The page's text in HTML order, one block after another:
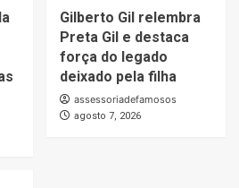
Gilberto Gil relembra
Preta Gil e destaca
força do legado
deixado pela filha
assessoriadefamosos
agosto 7, 2026